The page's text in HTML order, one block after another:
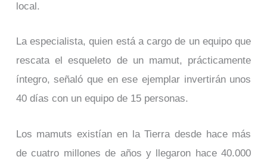
local.
La especialista, quien está a cargo de un equipo que
rescata el esqueleto de un mamut, prácticamente
íntegro, señaló que en ese ejemplar invertirán unos
40 días con un equipo de 15 personas.
Los mamuts existían en la Tierra desde hace más
de cuatro millones de años y llegaron hace 40.000